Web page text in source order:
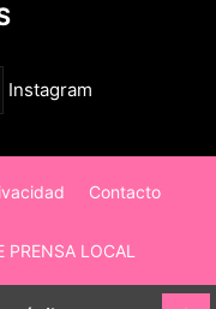
Instagram
Contacto
LOCAL